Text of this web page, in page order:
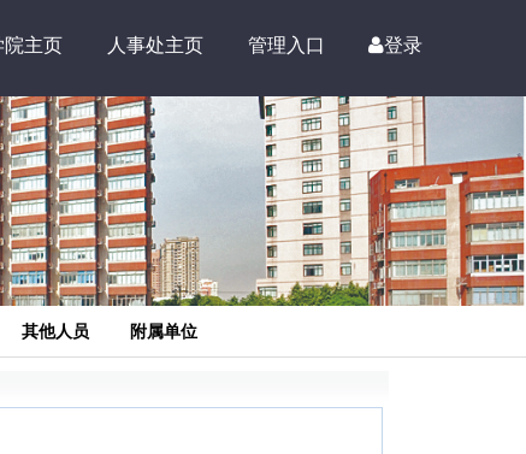
主页 人事处主页 管理入口 登录
其他人员 附属单位